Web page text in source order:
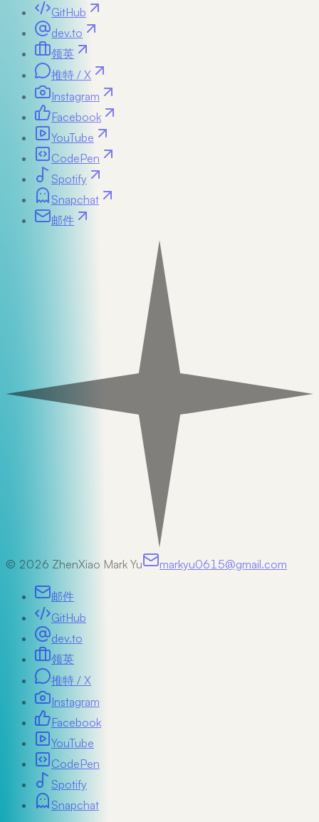
GitHub
dev.to
领英
推特 / X
Instagram
Facebook
YouTube
CodePen
Spotify
Snapchat
邮件
© 2026 ZhenXiao Mark Yu markyu0615@gmail.com
邮件
GitHub
dev.to
领英
推特 / X
Instagram
Facebook
YouTube
CodePen
Spotify
Snapchat